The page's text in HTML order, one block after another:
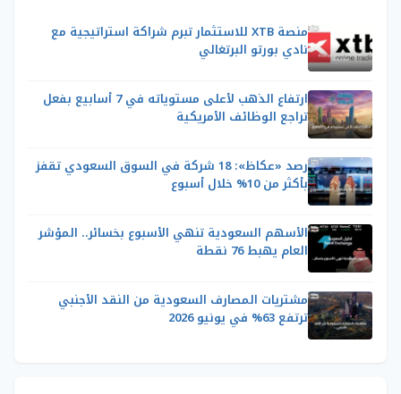
منصة XTB للاستثمار تبرم شراكة استراتيجية مع
نادي بورتو البرتغالي
ارتفاع الذهب لأعلى مستوياته في 7 أسابيع بفعل
تراجع الوظائف الأمريكية
رصد «عكاظ»: 18 شركة في السوق السعودي تقفز
بأكثر من 10% خلال أسبوع
الأسهم السعودية تنهي الأسبوع بخسائر.. المؤشر
العام يهبط 76 نقطة
مشتريات المصارف السعودية من النقد الأجنبي
ترتفع 63% في يونيو 2026